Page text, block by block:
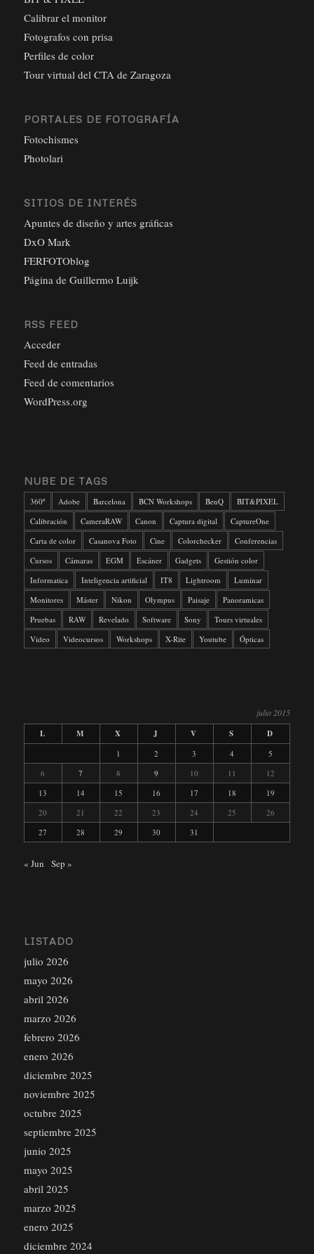
Calibrar el monitor
Fotografos con prisa
Perfiles de color
Tour virtual del CTA de Zaragoza
PORTALES DE FOTOGRAFÍA
Fotochismes
Photolari
SITIOS DE INTERÉS
Apuntes de diseño y artes gráficas
DxO Mark
FERFOTOblog
Página de Guillermo Luijk
RSS FEED
Acceder
Feed de entradas
Feed de comentarios
WordPress.org
NUBE DE TAGS
360º Adobe Barcelona BCN Workshops BenQ
BIT&PIXEL
Calibración
CameraRAW Canon Captura digital
CaptureOne
Carta de color
Casanova Foto Cine Colorchecker
Conferencias
Cursos
Cámaras EGM Escáner Gadgets
Gestión color
Informatica
Inteligencia artificial IT8 Lightroom
Luminar
Monitores
Máster Nikon Olympus Paisaje
Panoramicas
Pruebas
RAW Revelado Software Sony
Tours virtuales
Video
Videocursos Workshops X-Rite Youtube Ópticas
julio 2015
L
M X J V S D
1 2 3 4
5
6
7 8 9 10 11
12
13
14 15 16 17 18
19
20
21 22 23 24 25
26
27
28 29 30 31
« Jun Sep »
LISTADO
julio 2026
mayo 2026
abril 2026
marzo 2026
febrero 2026
enero 2026
diciembre 2025
noviembre 2025
octubre 2025
septiembre 2025
junio 2025
mayo 2025
abril 2025
marzo 2025
enero 2025
diciembre 2024